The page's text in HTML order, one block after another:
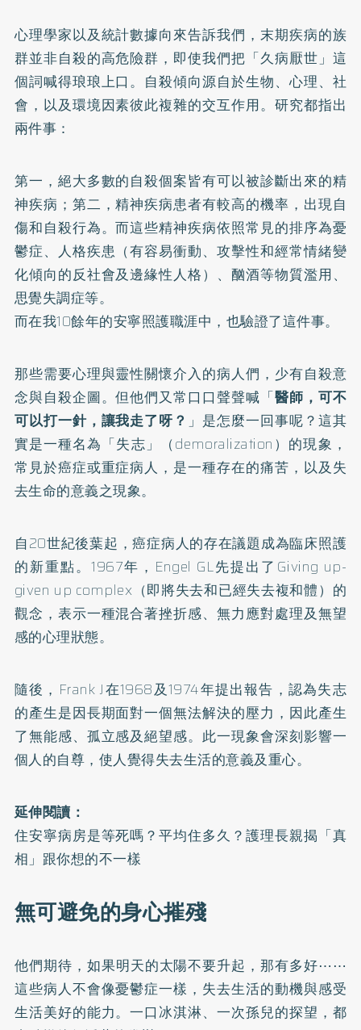
心理學家以及統計數據向來告訴我們，末期疾病的族
群並非自殺的高危險群，即使我們把「久病厭世」這
個詞喊得琅琅上口。自殺傾向源自於生物、心理、社
會，以及環境因素彼此複雜的交互作用。研究都指出
兩件事：
第一，絕大多數的自殺個案皆有可以被診斷出來的精
神疾病；第二，精神疾病患者有較高的機率，出現自
傷和自殺行為。而這些精神疾病依照常見的排序為憂
鬱症、人格疾患（有容易衝動、攻擊性和經常情緒變
化傾向的反社會及邊緣性人格）、酗酒等物質濫用、
思覺失調症等。
而在我10餘年的安寧照護職涯中，也驗證了這件事。
那些需要心理與靈性關懷介入的病人們，少有自殺意
念與自殺企圖。但他們又常口口聲聲喊「醫師，可不
可以打一針，讓我走了呀？ 」是怎麼一回事呢？這其
實是一種名為「失志」（demoralization）的現象，
常見於癌症或重症病人，是一種存在的痛苦，以及失
去生命的意義之現象。
自20世紀後葉起，癌症病人的存在議題成為臨床照護
的新重點。1967年，Engel GL先提出了Giving up-
given up complex（即將失去和已經失去複和體）的
觀念，表示一種混合著挫折感、無力應對處理及無望
感的心理狀態。
隨後，Frank J在1968及1974年提出報告，認為失志
的產生是因長期面對一個無法解決的壓力，因此產生
了無能感、孤立感及絕望感。此一現象會深刻影響一
個人的自尊，使人覺得失去生活的意義及重心。
延伸閱讀：
住安寧病房是等死嗎？平均住多久？護理長親揭「真
相」跟你想的不一樣
無可避免的身心摧殘
他們期待，如果明天的太陽不要升起，那有多好⋯⋯
這些病人不會像憂鬱症一樣，失去生活的動機與感受
生活美好的能力。一口冰淇淋、一次孫兒的探望，都